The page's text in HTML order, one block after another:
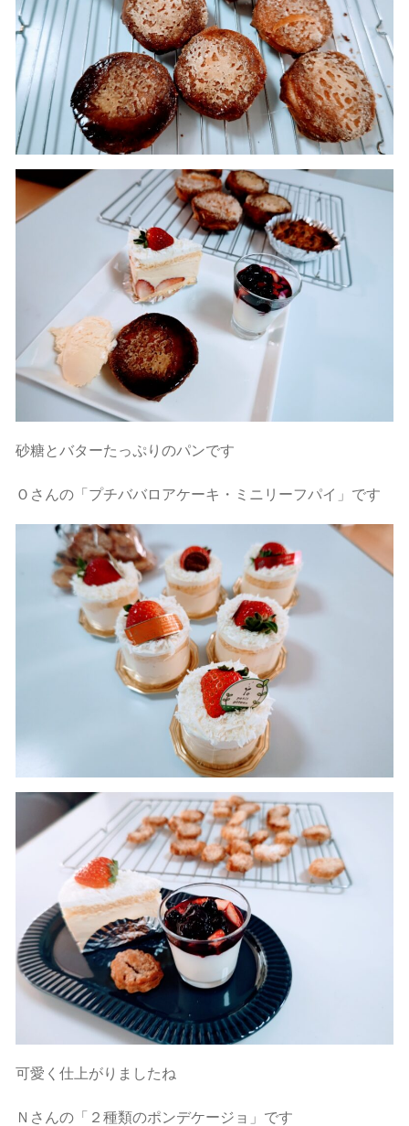
砂糖とバターたっぷりのパンです
Ｏさんの「プチババロアケーキ・ミニリーフパイ」です
可愛く仕上がりましたね
Ｎさんの「２種類のポンデケージョ」です